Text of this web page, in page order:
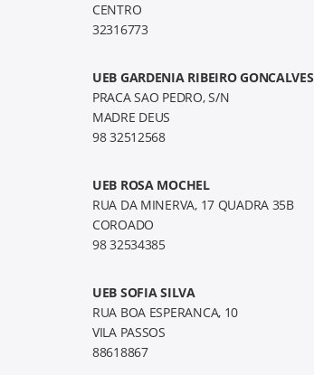
CENTRO
32316773
UEB GARDENIA RIBEIRO GONCALVES
PRACA SAO PEDRO, S/N
MADRE DEUS
98 32512568
UEB ROSA MOCHEL
RUA DA MINERVA, 17 QUADRA 35B
COROADO
98 32534385
UEB SOFIA SILVA
RUA BOA ESPERANCA, 10
VILA PASSOS
88618867